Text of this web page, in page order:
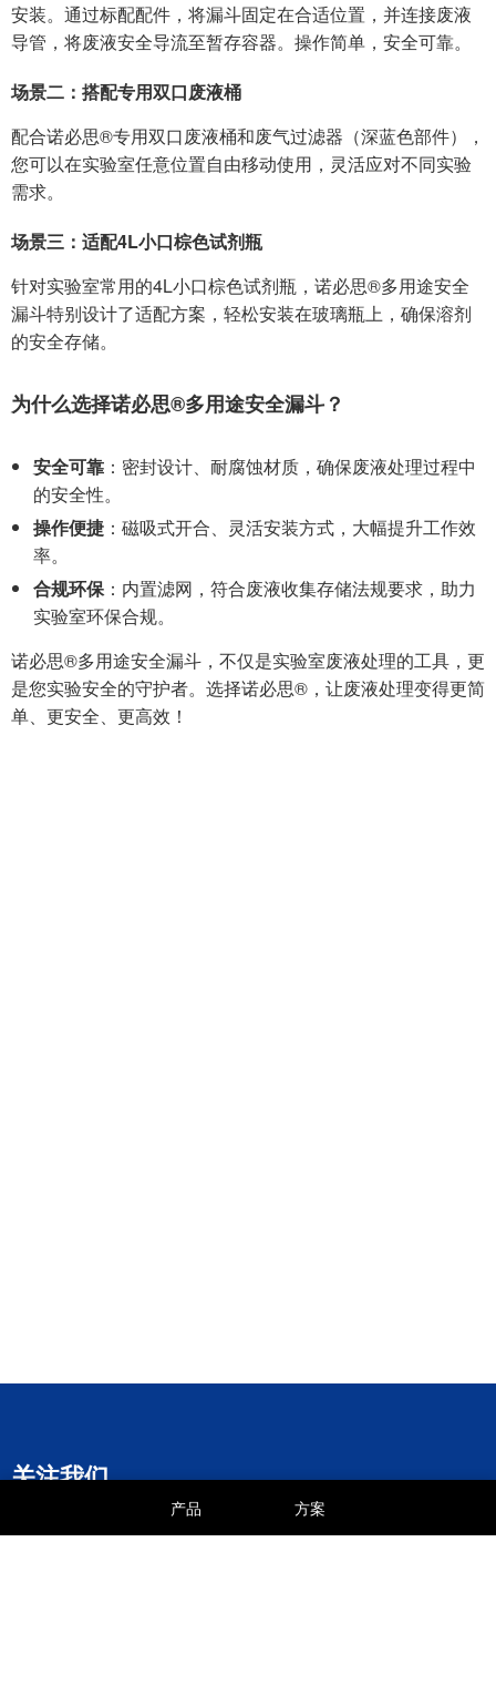
安装。通过标配配件，将漏斗固定在合适位置，并连接废液
导管，将废液安全导流至暂存容器。操作简单，安全可靠。
场景二：搭配专用双口废液桶
配合诺必思®专用双口废液桶和废气过滤器（深蓝色部件），
您可以在实验室任意位置自由移动使用，灵活应对不同实验
需求。
场景三：适配4L小口棕色试剂瓶
针对实验室常用的4L小口棕色试剂瓶，诺必思®多用途安全
漏斗特别设计了适配方案，轻松安装在玻璃瓶上，确保溶剂
的安全存储。
为什么选择诺必思®多用途安全漏斗？
安全可靠 ：密封设计、耐腐蚀材质，确保废液处理过程中
的安全性。
操作便捷 ：磁吸式开合、灵活安装方式，大幅提升工作效
率。
合规环保：内置滤网，符合废液收集存储法规要求，助力
实验室环保合规。
诺必思®多用途安全漏斗，不仅是实验室废液处理的工具，更
是您实验安全的守护者。选择诺必思®，让废液处理变得更简
单、更安全、更高效！
关注我们
产品 方案